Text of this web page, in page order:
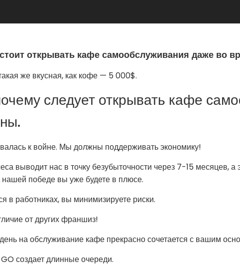
открывать кафе самообслуживания даже во
же вкусная, как кофе — 5 000$.
следует открывать кафе
к войне. Мы должны поддерживать экономику!
выводит нас в точку безубыточности через 7-15 месяцев, а
победе вы уже будете в плюсе.
в работниках, вы минимизируете риски.
от других франшиз!
на обслуживание кафе прекрасно сочетается с вашим
создает длинные очереди.